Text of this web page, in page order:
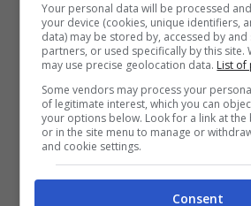
l’anno successivo, nel2013,
Molise. Trent’anni di
tossici”ed ancora, nel
giustizia. Uomini e donne
le mafie”. Nel2019,
l’ultima storia, nel solco
dei testimoni di
Your personal data will be processed
your device (cookies, unique identifiers,
data) may be stored by, accessed by
partners, or used specifically by this site.
may use precise geolocation data. List of
Some vendors may process your
of legitimate interest, which you can
your options below. Look for a link at
or in the site menu to manage or
and cookie settings.
Consent